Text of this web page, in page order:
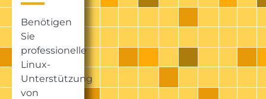
Benötigen
Sie
professionelle
Linux-
Unterstützung
von